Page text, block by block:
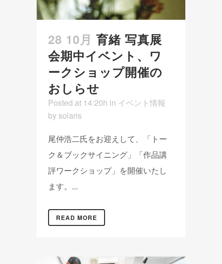
28 10月 育緒 写真展
会期中イベント、ワ
ークショップ開催の
おしらせ
Posted at 14:20h in イベント情報
by solaris
尾仲浩二氏をお迎えして、「トー
ク＆ブックサイニング」「作品講
評ワークショップ」を開催いたし
ます。...
READ MORE